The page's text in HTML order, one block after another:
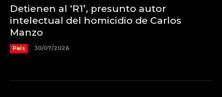
Detienen al ‘R1’, presunto autor
intelectual del homicidio de Carlos
Manzo
País 30/07/2026